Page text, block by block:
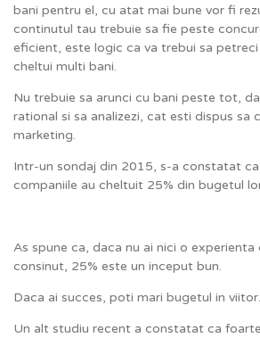
bani pentru el, cu atat mai bune vor fi
continutul tau trebuie sa fie peste
eficient, este logic ca va trebui sa
cheltui multi bani.
Nu trebuie sa arunci cu bani peste tot,
rational si sa analizezi, cat esti dispus sa
marketing.
Intr-un sondaj din 2015, s-a constatat
companiile au cheltuit 25% din bugetul
As spune ca, daca nu ai nici o
consinut, 25% este un inceput bun.
Daca ai succes, poti mari bugetul in viitor.
Un alt studiu recent a constatat ca